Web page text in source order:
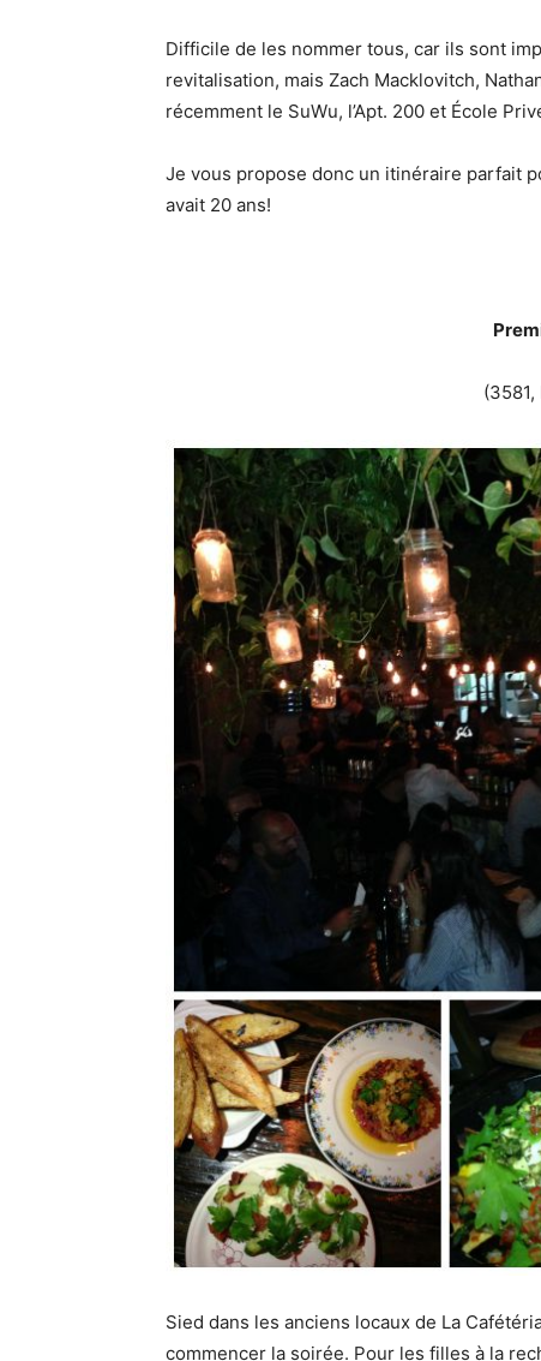
Difficile de les nommer tous, car ils sont
revitalisation, mais Zach Macklovitch,
récemment le SuWu, l’Apt. 200 et École
Je vous propose donc un itinéraire parfait
avait 20 ans!
Sied dans les anciens locaux de La
commencer la soirée. Pour les filles à la